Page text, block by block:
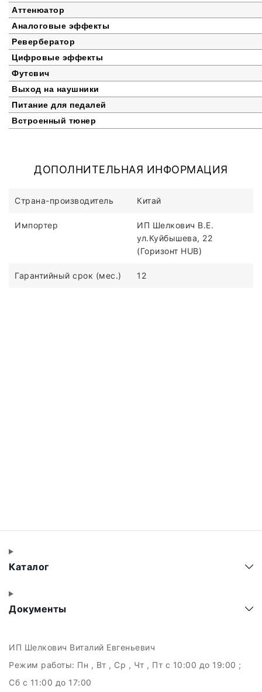
Аттенюатор
Аналоговые эффекты
Ревербератор
Цифровые эффекты
Футсвич
Выход на наушники
Питание для педалей
Встроенный тюнер
ДОПОЛНИТЕЛЬНАЯ ИНФОРМАЦИЯ
Страна-производитель Китай
Импортер
ИП Шелкович В.Е.
ул.Куйбышева, 22
(Горизонт HUB)
Гарантийный срок (мес.) 12
Каталог
Документы
ИП Шелкович Виталий Евгеньевич
Режим работы: Пн , Вт , Ср , Чт , Пт c 10:00 до 19:00 ;
Сб c 11:00 до 17:00